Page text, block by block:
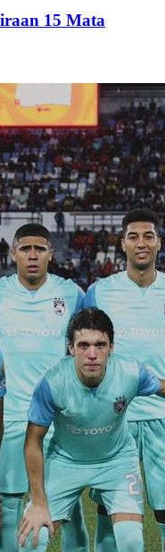
15 Mata